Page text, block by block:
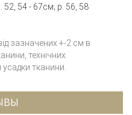
54 - 67см; р. 56, 58
зазначених +-2 см в
технічних
тканини.